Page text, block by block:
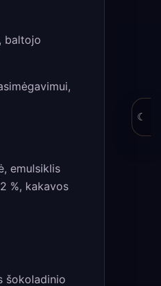
baltojo
emulsiklis
%, kakavos
šokoladinio
☾